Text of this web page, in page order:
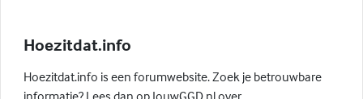
Hoezitdat.info
Hoezitdat.info is een forumwebsite. Zoek je betrouwbare
informatie? Lees dan op JouwGGD.nl over